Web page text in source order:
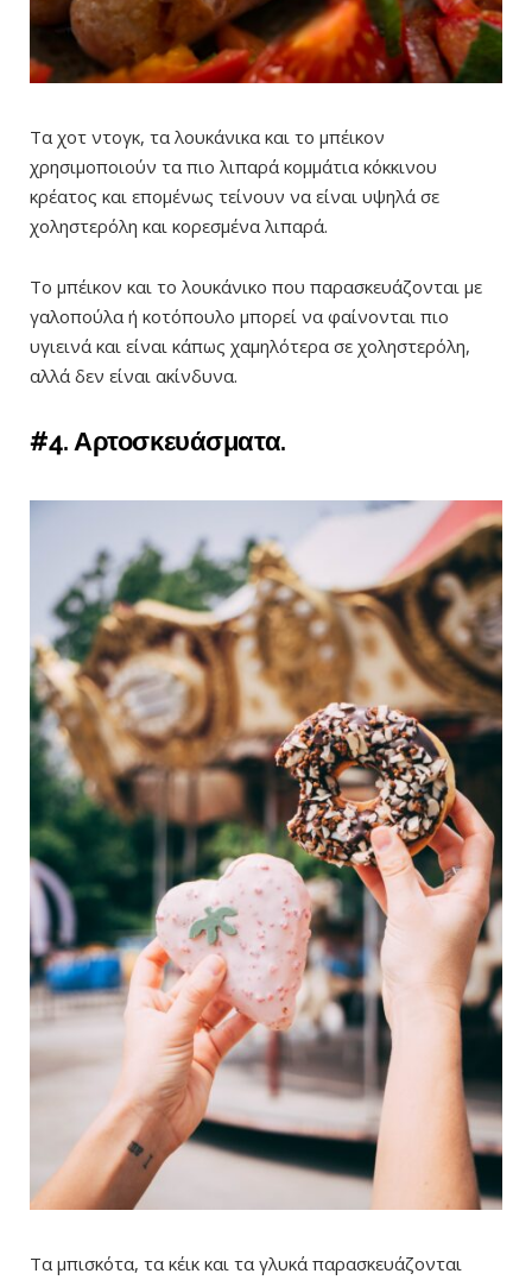
Τα χοτ ντογκ, τα λουκάνικα και το μπέικον
χρησιμοποιούν τα πιο λιπαρά κομμάτια κόκκινου
κρέατος και επομένως τείνουν να είναι υψηλά σε
χοληστερόλη και κορεσμένα λιπαρά.
Το μπέικον και το λουκάνικο που παρασκευάζονται με
γαλοπούλα ή κοτόπουλο μπορεί να φαίνονται πιο
υγιεινά και είναι κάπως χαμηλότερα σε χοληστερόλη,
αλλά δεν είναι ακίνδυνα.
#4. Αρτοσκευάσματα.
Τα μπισκότα, τα κέικ και τα γλυκά παρασκευάζονται